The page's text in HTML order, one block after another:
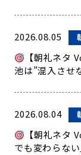
2026.08.05
【朝礼ネタ
池は”混入させ
2026.08.04
【朝礼ネタ
でも変わらない